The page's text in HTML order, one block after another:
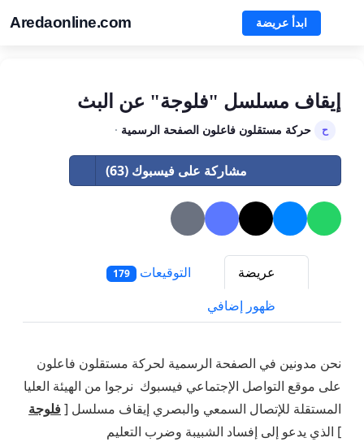
Aredaonline.com ابدأ عريضة
إيقاف مسلسل "فلوجة" عن البث
ح حركة مستقلون فاعلون الصفحة الرسمية ·
مشاركة على فيسبوك (63)
عريضة التوقيعات 179
ظهور إضافي
نحن مدونين في الصفحة الرسمية لحركة مستقلون فاعلون
على موقع التواصل الإجتماعي فيسبوك نرجوا من الهيئة العليا
المستقلة للإتصال السمعي والبصري إيقاف مسلسل [فلوجة
] الذي يدعو إلى إفساد الشبيبة وضرب التعليم